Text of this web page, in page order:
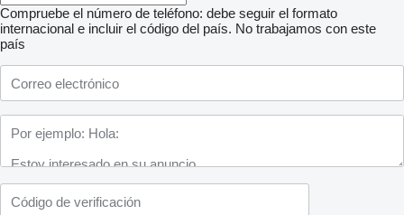
Compruebe el número de teléfono: debe seguir el formato
internacional e incluir el código del país. No trabajamos con este
país